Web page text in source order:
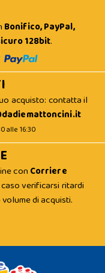
Bonifico, PayPal,
128bit.
acquisto: contatta il
alle 16:30
con Corriere
verificarsi ritardi
di acquisti.